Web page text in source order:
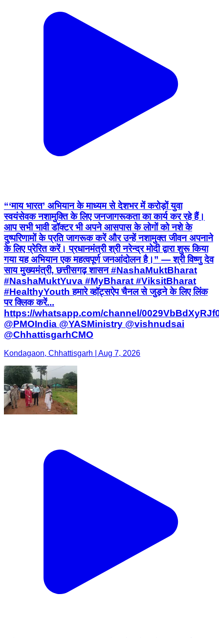
“‘माय भारत’ अभियान के माध्यम से देशभर में करोड़ों युवा
स्वयंसेवक नशामुक्ति के लिए जनजागरूकता का कार्य कर रहे हैं।
आप सभी भावी डॉक्टर भी अपने आसपास के लोगों को नशे के
दुष्परिणामों के प्रति जागरूक करें और उन्हें नशामुक्त जीवन अपनाने
के लिए प्रेरित करें। प्रधानमंत्री श्री नरेन्द्र मोदी द्वारा शुरू किया
गया यह अभियान एक महत्वपूर्ण जनआंदोलन है।” — श्री विष्णु देव
साय मुख्यमंत्री, छत्तीसगढ़ शासन #NashaMuktBharat
#NashaMuktYuva #MyBharat #ViksitBharat
#HealthyYouth हमारे व्हॉट्सऐप चैनल से जुड़ने के लिए लिंक
पर क्लिक करें...
https://whatsapp.com/channel/
@PMOIndia @YASMinistry @vishnudsai
@ChhattisgarhCMO
Kondagaon, Chhattisgarh | Aug 7, 2026